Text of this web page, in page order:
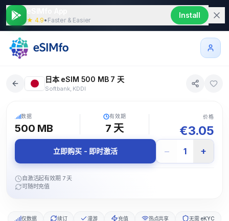
★ 4.9• Faster & Easier
Install
日本 eSIM 500 MB 7 天
Softbank, KDDI
数据
500 MB
有效期
7 天
价格
€3.05
立即购买 - 即时激活 − 1 +
自激活起有效期 7 天
可随时充值
仅数据 续订 漫游 充值 热点共享 无需 eKYC